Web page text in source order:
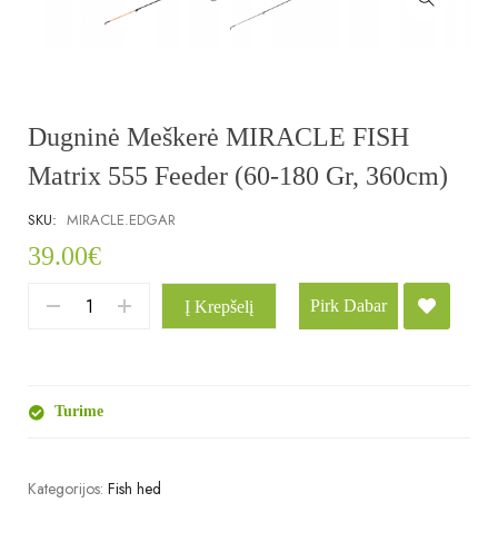
Dugninė Meškerė MIRACLE FISH
Matrix 555 Feeder (60-180 Gr, 360cm)
SKU: MIRACLE.EDGAR
39.00€
Į Krepšelį Pirk Dabar
Turime
Kategorijos: Fish hed